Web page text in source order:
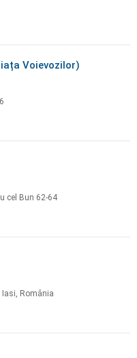
Voievozilor)
cel Bun 62-64
Iasi, România